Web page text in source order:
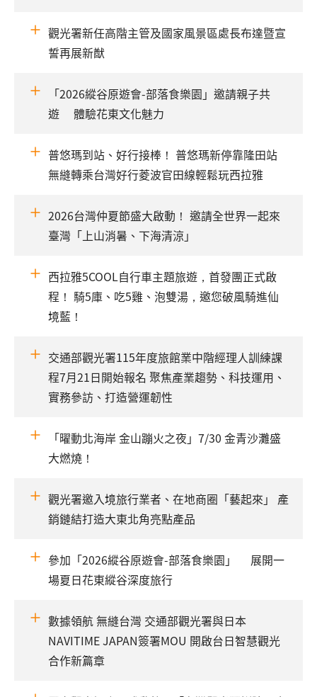
觀光署新任高階主管及國家風景區處長布達暨宣
誓再展新猷
「2026縱谷原遊會-部落食樂園」邀請親子共
遊 體驗花東文化魅力
普悠瑪到站、好行接棒！ 普悠瑪新停靠隆田站
無縫轉乘台灣好行菱波官田線輕鬆玩西拉雅
2026台灣仲夏節盛大啟動！ 邀請全世界一起來
臺灣「上山消暑、下海清涼」
西拉雅5COOL自行車主題旅遊，首發團正式啟
程！ 騎5庫、吃5雞、泡雙湯，邀您破風騎進仙
境藍！
交通部觀光署115年度旅館業中階經理人訓練課
程7月21日開始報名 聚焦產業趨勢、科技運用、
實務參訪、打造營運韌性
「曜動北海岸 金山蹦火之夜」7/30 金青沙灘盛
大燃燒！
觀光署邀入境旅行業者、在地商圈「藝起來」 產
銷鏈結打造大東北角亮點產品
參加「2026縱谷原遊會-部落食樂園」 展開一
場夏日花東縱谷深度旅行
數據領航 無縫台灣 交通部觀光署與日本
NAVITIME JAPAN簽署MOU 開啟台日智慧觀光
合作新篇章